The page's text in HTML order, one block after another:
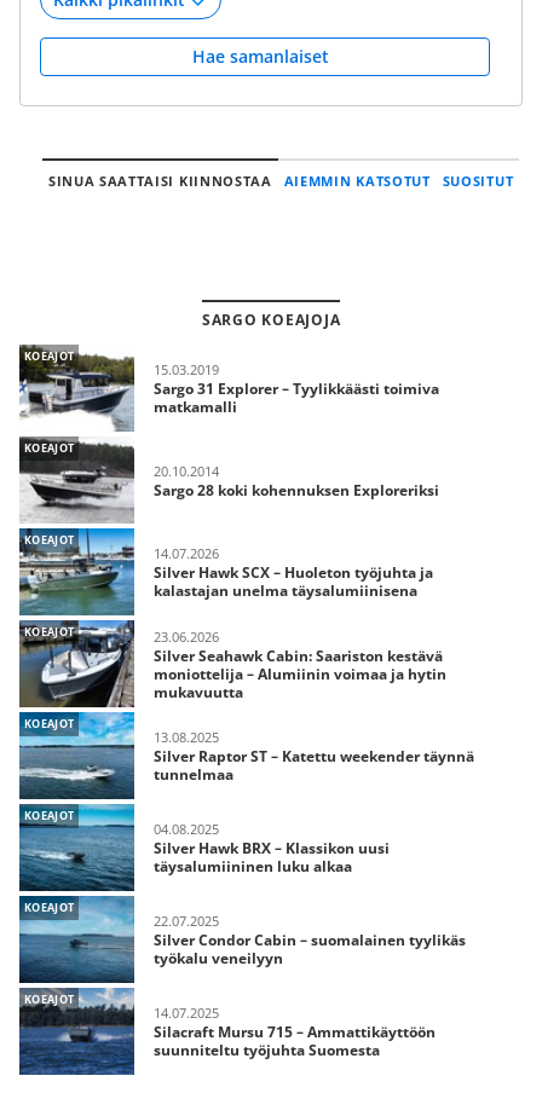
Hae samanlaiset
SINUA SAATTAISI KIINNOSTAA AIEMMIN KATSOTUT SUOSITUT
SARGO KOEAJOJA
KOEAJOT
15.03.2019
Sargo 31 Explorer – Tyylikkäästi toimiva
matkamalli
KOEAJOT
20.10.2014
Sargo 28 koki kohennuksen Exploreriksi
KOEAJOT
14.07.2026
Silver Hawk SCX – Huoleton työjuhta ja
kalastajan unelma täysalumiinisena
KOEAJOT 23.06.2026
Silver Seahawk Cabin: Saariston kestävä
moniottelija – Alumiinin voimaa ja hytin
mukavuutta
KOEAJOT
13.08.2025
Silver Raptor ST – Katettu weekender täynnä
tunnelmaa
KOEAJOT
04.08.2025
Silver Hawk BRX – Klassikon uusi
täysalumiininen luku alkaa
KOEAJOT
22.07.2025
Silver Condor Cabin – suomalainen tyylikäs
työkalu veneilyyn
KOEAJOT
14.07.2025
Silacraft Mursu 715 – Ammattikäyttöön
suunniteltu työjuhta Suomesta